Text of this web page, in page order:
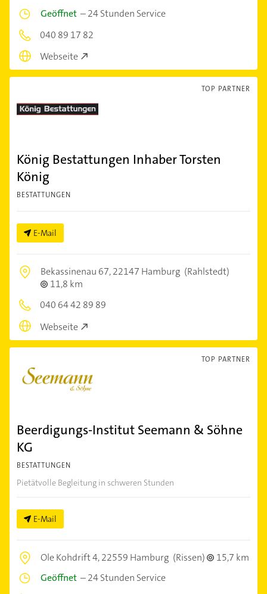
Geöffnet –24 Stunden Service
040 89 17 82
Webseite
TOP PARTNER
König Bestattungen Inhaber Torsten
König
BESTATTUNGEN
E-Mail
Bekassinenau 67,22147 Hamburg (Rahlstedt)
11,8 km
040 64 42 89 89
Webseite
TOP PARTNER
Beerdigungs-Institut Seemann & Söhne
KG
BESTATTUNGEN
Pietätvolle Begleitung in schweren Stunden
E-Mail
Ole Kohdrift 4,22559 Hamburg (Rissen)
15,7 km
Geöffnet –24 Stunden Service